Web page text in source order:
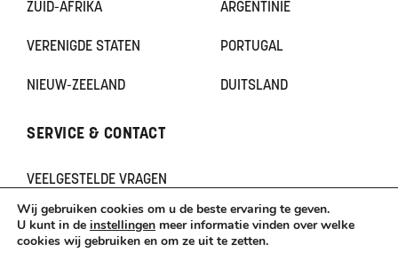
ZUID-AFRIKA ARGENTINIË
VERENIGDE STATEN PORTUGAL
NIEUW-ZEELAND DUITSLAND
SERVICE & CONTACT
VEELGESTELDE VRAGEN
CONTACT
KLACHTEN
TERUGBETAAL- EN RETOURNERINGSBELEID
Wij gebruiken cookies om u de beste ervaring te geven.
U kunt in de instellingen meer informatie vinden over welke
cookies wij gebruiken en om ze uit te zetten.